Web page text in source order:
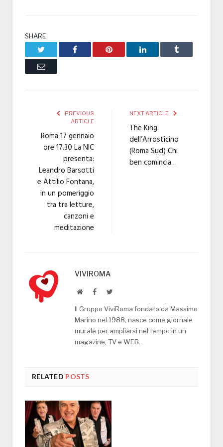
SHARE.
Facebook Pinterest LinkedIn Tumblr
Email
PREVIOUS
ARTICLE
Roma 17 gennaio
ore 17.30 La NIC
presenta:
Leandro Barsotti
e Attilio Fontana,
in un pomeriggio
tra tra letture,
canzoni e
meditazione
NEXT ARTICLE
The King
dell’Arrosticino
(Roma Sud) Chi
ben comincia…
VIVIROMA
WebsiteFacebookTwitter
Il Gruppo ViviRoma fondato da Massimo
Marino nel 1988, nasce come giornale
murale per ampliarsi nel tempo in un
magazine, TV e WEB.
RELATED POSTS